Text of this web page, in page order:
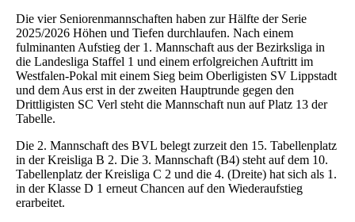
Die vier Seniorenmannschaften haben zur Hälfte der Serie
2025/2026 Höhen und Tiefen durchlaufen. Nach einem
fulminanten Aufstieg der 1. Mannschaft aus der Bezirksliga in
die Landesliga Staffel 1 und einem erfolgreichen Auftritt im
Westfalen-Pokal mit einem Sieg beim Oberligisten SV Lippstadt
und dem Aus erst in der zweiten Hauptrunde gegen den
Drittligisten SC Verl steht die Mannschaft nun auf Platz 13 der
Tabelle.
Die 2. Mannschaft des BVL belegt zurzeit den 15. Tabellenplatz
in der Kreisliga B 2. Die 3. Mannschaft (B4) steht auf dem 10.
Tabellenplatz der Kreisliga C 2 und die 4. (Dreite) hat sich als 1.
in der Klasse D 1 erneut Chancen auf den Wiederaufstieg
erarbeitet.